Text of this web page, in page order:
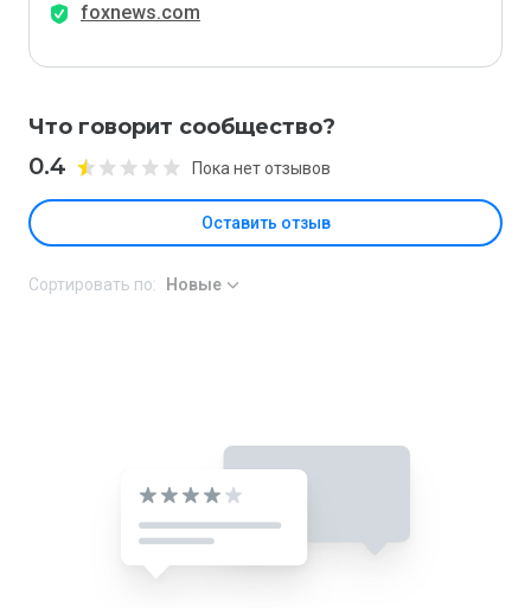
foxnews.com
Что говорит сообщество?
0.4 Пока нет отзывов
Оставить отзыв
Сортировать по: Новые